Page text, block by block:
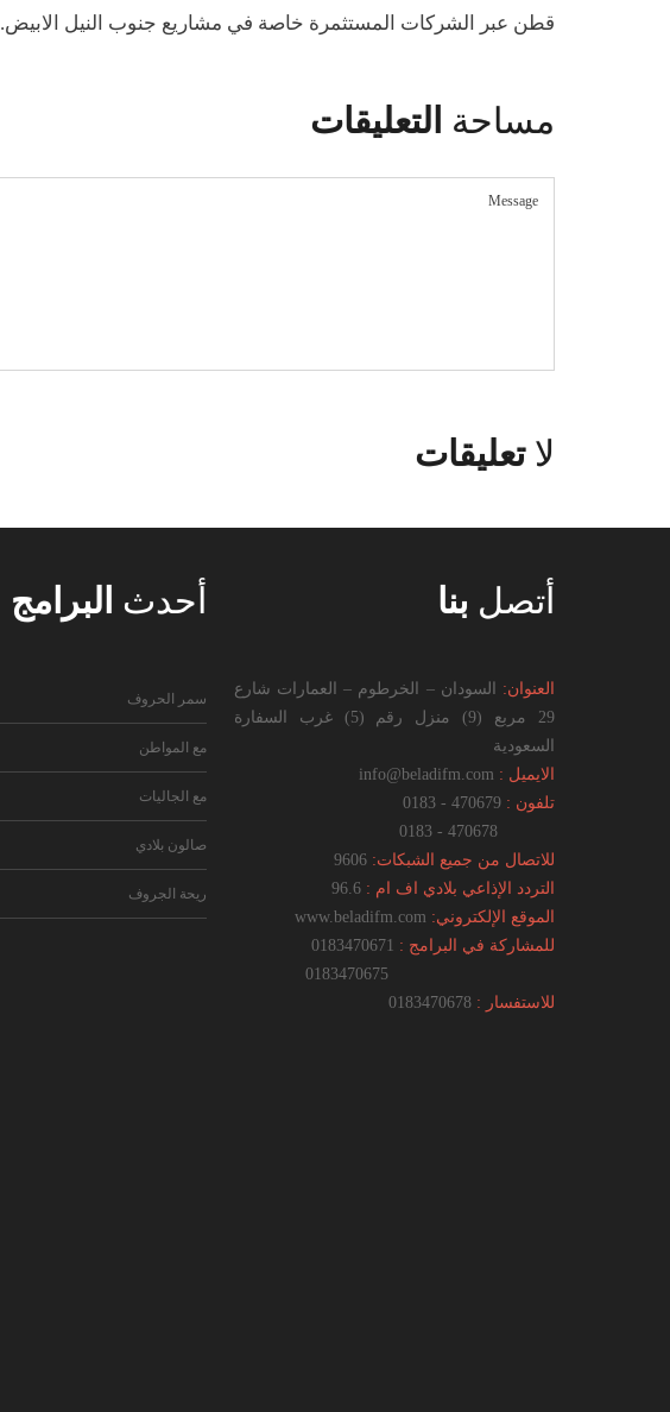
قطن عبر الشركات المستثمرة خاصة في مشاريع جنوب النيل الابيض.
مساحة التعليقات
لاتعليقات
أتصل بنا
العنوان: السودان – الخرطوم – العمارات شارع
29 مربع (9) منزل رقم (5) غرب السفارة
السعودية
الايميل :
تلفون :
للاتصال من جميع الشبكات:
التردد الإذاعي بلادي اف ام :
الموقع الإلكتروني:
للمشاركة في البرامج :
للاستفسار :
أحدث البرامج
سمر الحروف
مع المواطن
مع الجاليات
صالون بلادي
ريحة الجروف